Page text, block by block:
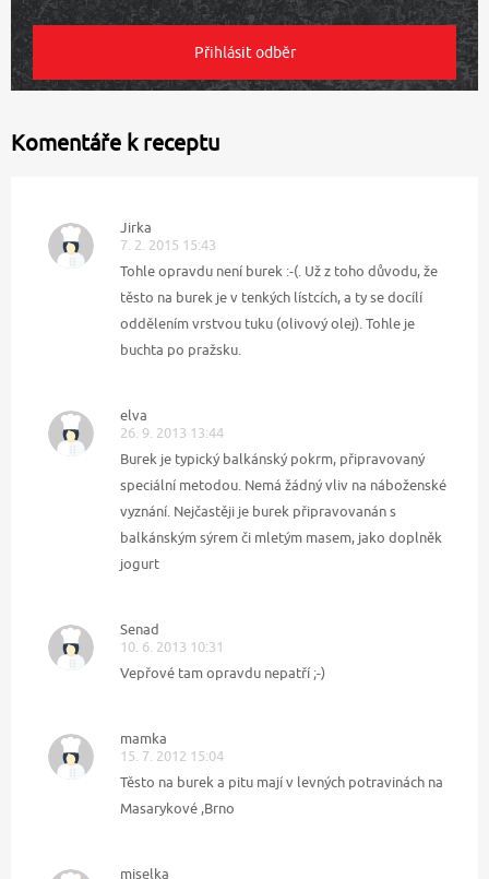
Komentáře k receptu
Jirka
7. 2. 2015 15:43
Tohle opravdu není burek :-(. Už z toho důvodu, že
těsto na burek je v tenkých lístcích, a ty se docílí
oddělením vrstvou tuku (olivový olej). Tohle je
buchta po pražsku.
elva
26. 9. 2013 13:44
Burek je typický balkánský pokrm, připravovaný
speciální metodou. Nemá žádný vliv na náboženské
vyznání. Nejčastěji je burek připravovanán s
balkánským sýrem či mletým masem, jako doplněk
jogurt
Senad
10. 6. 2013 10:31
Vepřové tam opravdu nepatří ;-)
mamka
15. 7. 2012 15:04
Těsto na burek a pitu mají v levných potravinách na
Masarykové ,Brno
miselka